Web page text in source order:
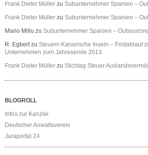
Frank Dieter Müller zu Subunternehmer Spanien –
Frank Dieter Müller zu Subunternehmer Spanien –
Mario Millu zu Subunternehmer Spanien –
R. Egbertzu Steuern Kanarische Inseln – Fristablauf
Unternehmen zum Jahresende 2013
Frank Dieter Müller zu Stichtag Steuer
BLOGROLL
Infos zur Kanzlei
Deutscher Anwaltsverein
Juraportal 24